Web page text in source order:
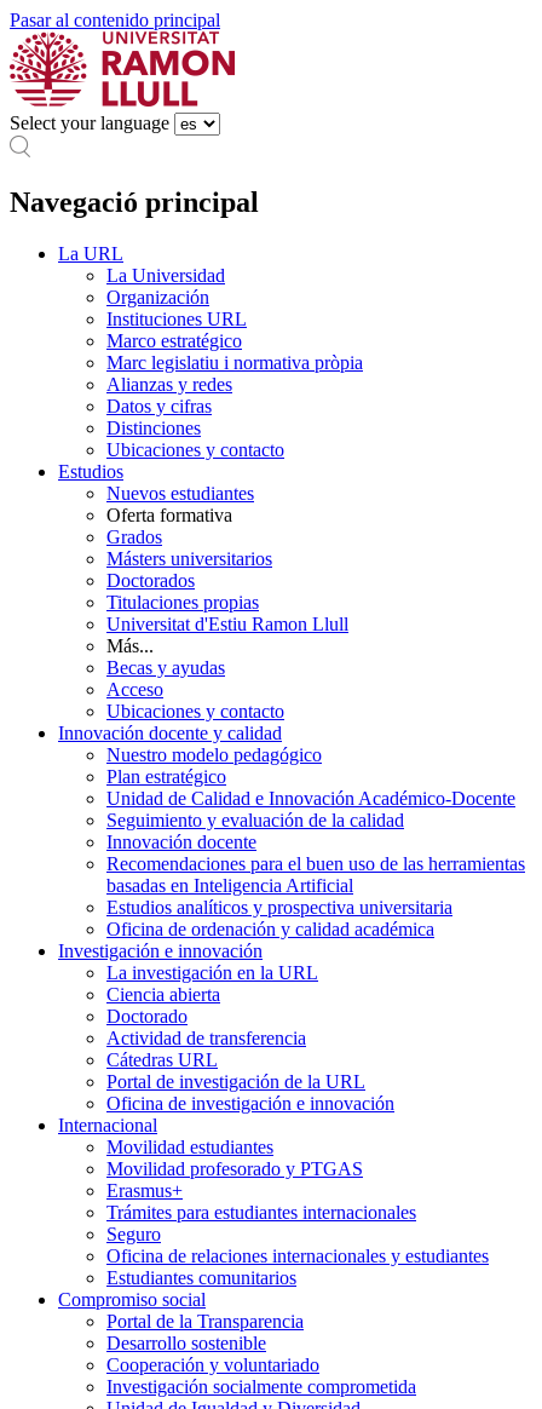
Pasar al contenido principal
Select your language
Navegació principal
La URL
La Universidad
Organización
Instituciones URL
Marco estratégico
Marc legislatiu i normativa pròpia
Alianzas y redes
Datos y cifras
Distinciones
Ubicaciones y contacto
Estudios
Nuevos estudiantes
Oferta formativa
Grados
Másters universitarios
Doctorados
Titulaciones propias
Universitat d'Estiu Ramon Llull
Más...
Becas y ayudas
Acceso
Ubicaciones y contacto
Innovación docente y calidad
Nuestro modelo pedagógico
Plan estratégico
Unidad de Calidad e Innovación Académico-Docente
Seguimiento y evaluación de la calidad
Innovación docente
Recomendaciones para el buen uso de las herramientas
basadas en Inteligencia Artificial
Estudios analíticos y prospectiva universitaria
Oficina de ordenación y calidad académica
Investigación e innovación
La investigación en la URL
Ciencia abierta
Doctorado
Actividad de transferencia
Cátedras URL
Portal de investigación de la URL
Oficina de investigación e innovación
Internacional
Movilidad estudiantes
Movilidad profesorado y PTGAS
Erasmus+
Trámites para estudiantes internacionales
Seguro
Oficina de relaciones internacionales y estudiantes
Estudiantes comunitarios
Compromiso social
Portal de la Transparencia
Desarrollo sostenible
Cooperación y voluntariado
Investigación socialmente comprometida